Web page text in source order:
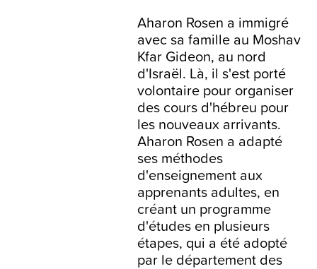
Aharon Rosen a immigré
avec sa famille au Moshav
Kfar Gideon, au nord
d'Israël. Là, il s'est porté
volontaire pour organiser
des cours d'hébreu pour
les nouveaux arrivants.
Aharon Rosen a adapté
ses méthodes
d'enseignement aux
apprenants adultes, en
créant un programme
d'études en plusieurs
étapes, qui a été adopté
par le département des